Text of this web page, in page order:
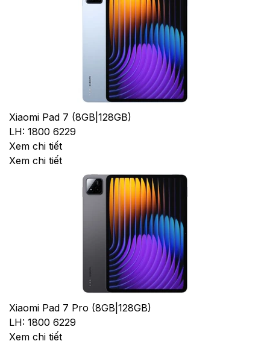
Xiaomi Pad 7 (8GB|128GB)
LH: 1800 6229
Xem chi tiết
Xem chi tiết
Xiaomi Pad 7 Pro (8GB|128GB)
LH: 1800 6229
Xem chi tiết